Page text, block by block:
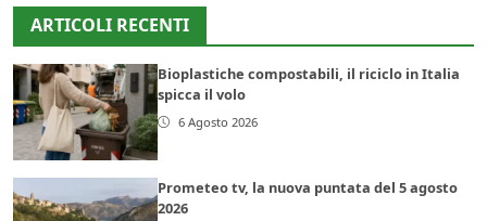
ARTICOLI RECENTI
Bioplastiche compostabili, il riciclo in Italia
spicca il volo
6 Agosto 2026
Prometeo tv, la nuova puntata del 5 agosto
2026